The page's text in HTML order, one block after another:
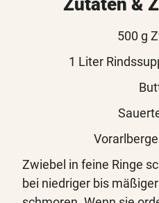
Zutaten &
500 g
1 Liter
Zwiebel in feine Ringe
bei niedriger bis